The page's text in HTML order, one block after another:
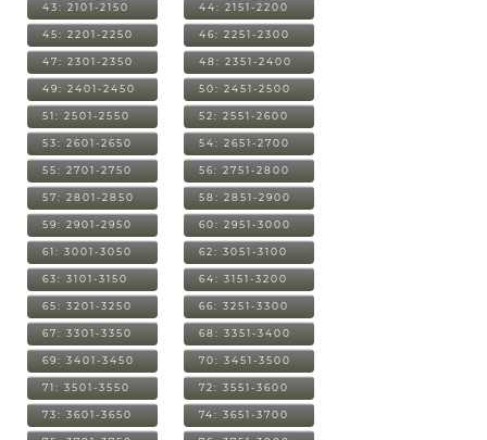
43: 2101-2150 44: 2151-2200
45: 2201-2250 46: 2251-2300
47: 2301-2350 48: 2351-2400
49: 2401-2450 50: 2451-2500
51: 2501-2550 52: 2551-2600
53: 2601-2650 54: 2651-2700
55: 2701-2750 56: 2751-2800
57: 2801-2850 58: 2851-2900
59: 2901-2950 60: 2951-3000
61: 3001-3050 62: 3051-3100
63: 3101-3150 64: 3151-3200
65: 3201-3250 66: 3251-3300
67: 3301-3350 68: 3351-3400
69: 3401-3450 70: 3451-3500
71: 3501-3550 72: 3551-3600
73: 3601-3650 74: 3651-3700